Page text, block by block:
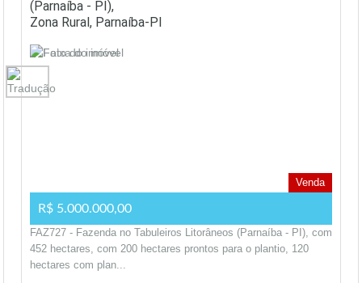
(Parnaíba - PI),
Zona Rural, Parnaíba-PI
Venda
R$ 5.000.000,00
FAZ727 - Fazenda no Tabuleiros Litorâneos (Parnaíba - PI), com
452 hectares, com 200 hectares prontos para o plantio, 120
hectares com plan...